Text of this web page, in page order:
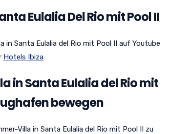
Eulalia Del Rio mit Pool II
Santa Eulalia del Rio mit Pool II auf Youtube
Hotels Ibiza
in Santa Eulalia del Rio mit
bewegen
Villa in Santa Eulalia del Rio mit Pool II zu